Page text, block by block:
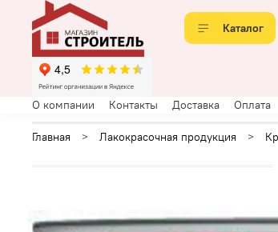
Каталог
О компании Контакты Доставка Оплата
Главная Лакокрасочная продукция